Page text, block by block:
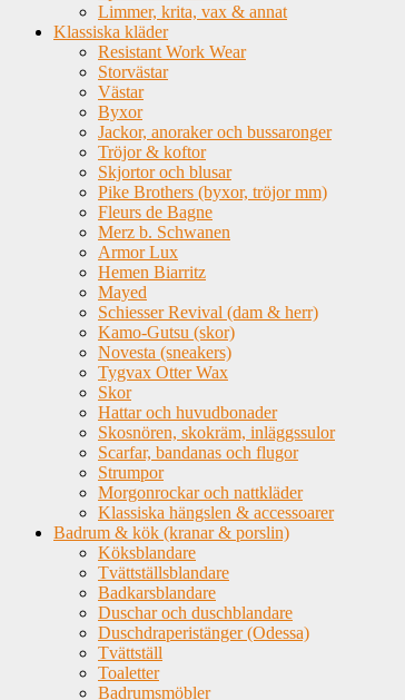
Limmer, krita, vax & annat
Klassiska kläder
Resistant Work Wear
Storvästar
Västar
Byxor
Jackor, anoraker och bussaronger
Tröjor & koftor
Skjortor och blusar
Pike Brothers (byxor, tröjor mm)
Fleurs de Bagne
Merz b. Schwanen
Armor Lux
Hemen Biarritz
Mayed
Schiesser Revival (dam & herr)
Kamo-Gutsu (skor)
Novesta (sneakers)
Tygvax Otter Wax
Skor
Hattar och huvudbonader
Skosnören, skokräm, inläggssulor
Scarfar, bandanas och flugor
Strumpor
Morgonrockar och nattkläder
Klassiska hängslen & accessoarer
Badrum & kök (kranar & porslin)
Köksblandare
Tvättställsblandare
Badkarsblandare
Duschar och duschblandare
Duschdraperistänger (Odessa)
Tvättställ
Toaletter
Badrumsmöbler